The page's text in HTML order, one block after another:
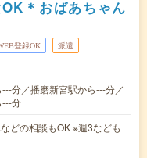
＊おばあちゃん
登録OK 派遣
分／播磨新宮駅から---分／
---分
どの相談もOK ※週3なども